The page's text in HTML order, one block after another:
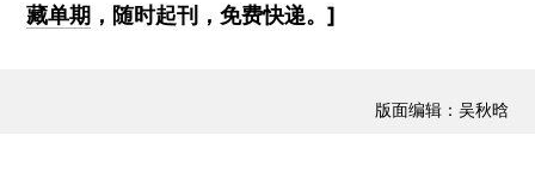
藏单期 ，随时起刊，免费快递。]
版面编辑：吴秋晗